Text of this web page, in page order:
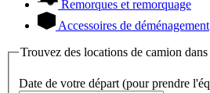
Remorques et remorquage
Accessoires de déménagement
Trouvez des locations de camion
Date de votre départ (pour prendre